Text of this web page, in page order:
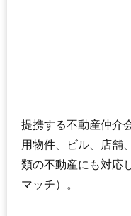
交通 六浦駅（11分
相場 2,730万
提携する不動産仲介
用物件、ビル、店舗
類の不動産にも対応
マッチ）。